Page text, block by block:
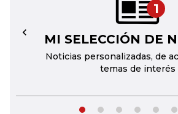
1
MI SELECCIÓN DE
Noticias personalizadas, de
temas de interés
←